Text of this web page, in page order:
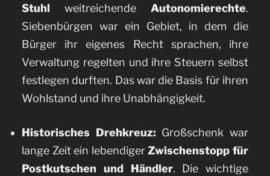
Stuhl weitreichende Autonomierechte.
Siebenbürgen war ein Gebiet, in dem die
Bürger ihr eigenes Recht sprachen, ihre
Verwaltung regelten und ihre Steuern selbst
festlegen durften. Das war die Basis für ihren
Wohlstand und ihre Unabhängigkeit.
Historisches Drehkreuz: Großschenk war
lange Zeit ein lebendigerZwischenstopp für
Postkutschen und Händler. Die wichtige